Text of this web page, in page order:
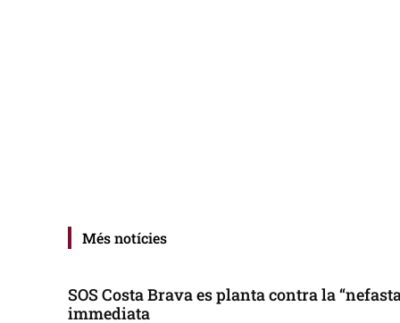
Més notícies
SOS Costa Brava es planta contra la
immediata